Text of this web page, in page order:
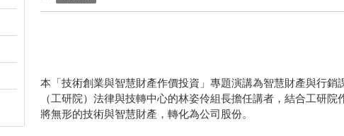
本「技術創業與智慧財產作價投資」專題演講為智慧財產與行
（工研院）法律與技轉中心的林姿伶組長擔任講者，結合工研
將無形的技術與智慧財產，轉化為公司股份。